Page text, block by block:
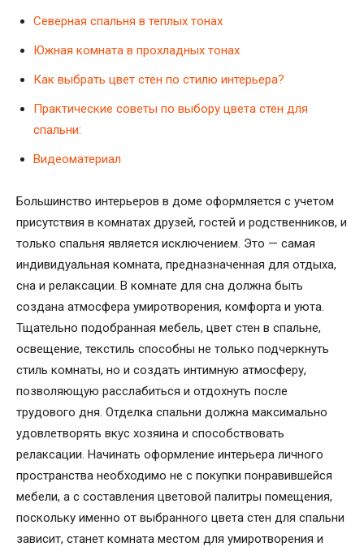
Северная спальня в теплых тонах
Южная комната в прохладных тонах
Как выбрать цвет стен по стилю интерьера?
Практические советы по выбору цвета стен для
спальни:
Видеоматериал
Большинство интерьеров в доме оформляется с учетом
присутствия в комнатах друзей, гостей и родственников, и
только спальня является исключением. Это — самая
индивидуальная комната, предназначенная для отдыха,
сна и релаксации. В комнате для сна должна быть
создана атмосфера умиротворения, комфорта и уюта.
Тщательно подобранная мебель, цвет стен в спальне,
освещение, текстиль способны не только подчеркнуть
стиль комнаты, но и создать интимную атмосферу,
позволяющую расслабиться и отдохнуть после
трудового дня. Отделка спальни должна максимально
удовлетворять вкус хозяина и способствовать
релаксации. Начинать оформление интерьера личного
пространства необходимо не с покупки понравившейся
мебели, а с составления цветовой палитры помещения,
поскольку именно от выбранного цвета стен для спальни
зависит, станет комната местом для умиротворения и